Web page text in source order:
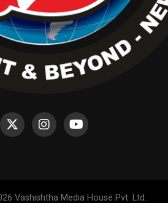
Vashishtha Media House Pvt. Ltd.